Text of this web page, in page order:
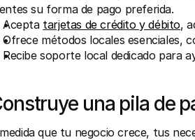
su forma de pago preferida.
Acepta tarjetas de crédito y débito,
Ofrece métodos locales esenciales,
Recibe soporte local dedicado para
una pila de
que tu negocio crece, tus